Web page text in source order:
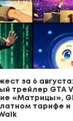
за 6 августа:
трейлер GTA
«Матрицы»,
тарифе и